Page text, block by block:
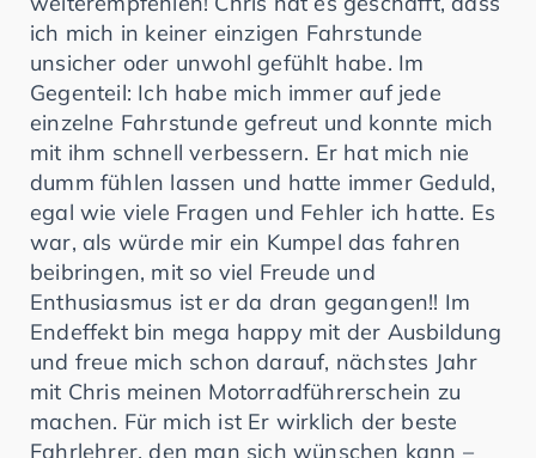
ich mich in keiner einzigen Fahrstunde
unsicher oder unwohl gefühlt habe. Im
Gegenteil: Ich habe mich immer auf jede
einzelne Fahrstunde gefreut und konnte mich
mit ihm schnell verbessern. Er hat mich nie
dumm fühlen lassen und hatte immer Geduld,
egal wie viele Fragen und Fehler ich hatte. Es
war, als würde mir ein Kumpel das fahren
beibringen, mit so viel Freude und
Enthusiasmus ist er da dran gegangen!! Im
Endeffekt bin mega happy mit der Ausbildung
und freue mich schon darauf, nächstes Jahr
mit Chris meinen Motorradführerschein zu
machen. Für mich ist Er wirklich der beste
Fahrlehrer, den man sich wünschen kann –